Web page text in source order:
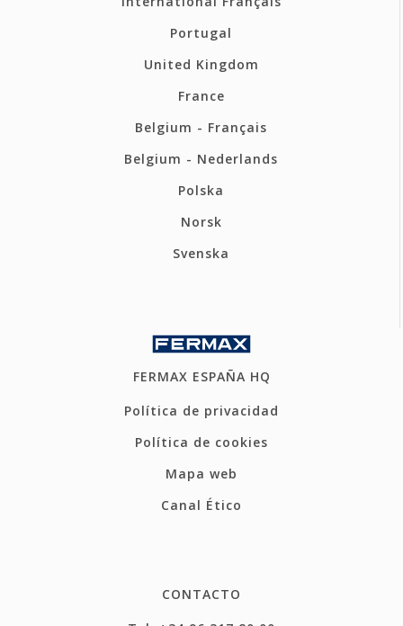
Portugal
United Kingdom
France
Belgium - Français
Belgium - Nederlands
Polska
Norsk
Svenska
FERMAX ESPAÑA HQ
Política de privacidad
Política de cookies
Mapa web
Canal Ético
CONTACTO